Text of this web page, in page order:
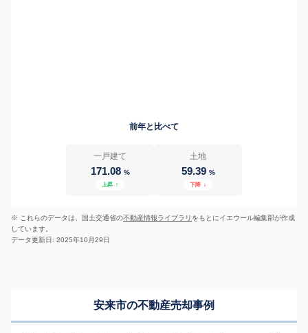
前年と比べて
一戸建て
171.08 %
上昇 ↑
土地
59.39 %
下降 ↓
※ これらのデータは、国土交通省の不動産情報ライブラリ をもとにイエウール編集部が作成
しています。
データ更新日: 2025年10月29日
安来市の不動産売却事例